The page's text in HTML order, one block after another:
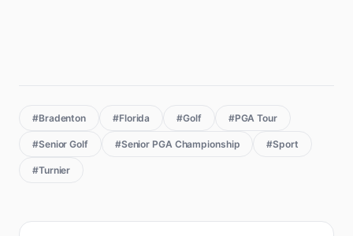
#Bradenton #Florida #Golf #PGA Tour
#Senior Golf #Senior PGA Championship #Sport
#Turnier